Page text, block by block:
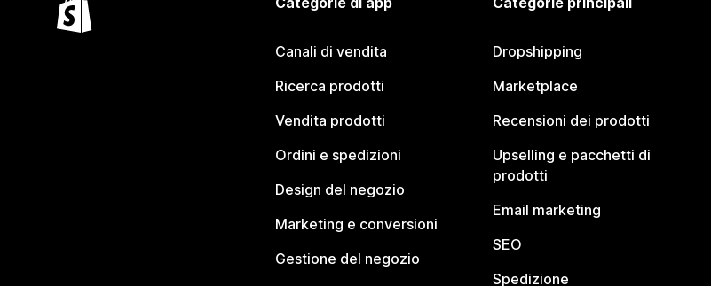
Canali di vendita
Ricerca prodotti
Vendita prodotti
Ordini e spedizioni
Design del negozio
Marketing e conversioni
Gestione del negozio
Dropshipping
Marketplace
Recensioni dei prodotti
Upselling e pacchetti di
prodotti
Email marketing
SEO
Spedizione